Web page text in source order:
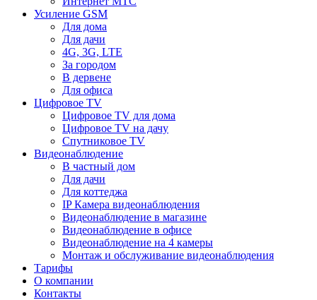
Усиление GSM
Для дома
Для дачи
4G, 3G, LTE
За городом
В дервене
Для офиса
Цифровое TV
Цифровое TV для дома
Цифровое TV на дачу
Спутниковое TV
Видеонаблюдение
В частный дом
Для дачи
Для коттеджа
IP Камера видеонаблюдения
Видеонаблюдение в магазине
Видеонаблюдение в офисе
Видеонаблюдение на 4 камеры
Монтаж и обслуживание видеонаблюдения
Тарифы
О компании
Контакты